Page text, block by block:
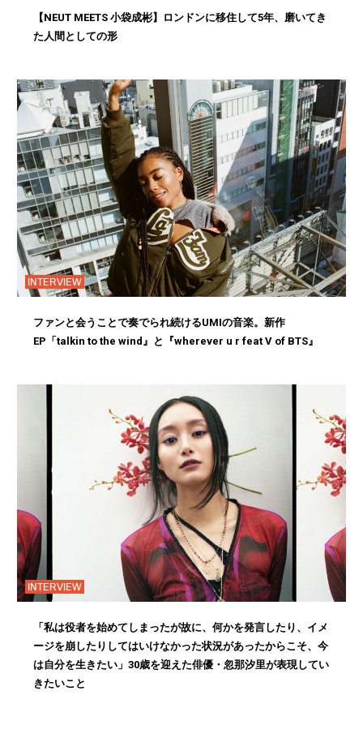
【NEUT MEETS 小袋成彬】ロンドンに移住して5年、磨いてき
た人間としての形
INTERVIEW
ファンと会うことで奏でられ続けるUMIの音楽。新作
EP「talkin to the wind』と『wherever u r feat V of BTS』
INTERVIEW
「私は役者を始めてしまったが故に、何かを発言したり、イメ
ージを崩したりしてはいけなかった状況があったからこそ、今
は自分を生きたい」30歳を迎えた俳優・忽那汐里が表現してい
きたいこと